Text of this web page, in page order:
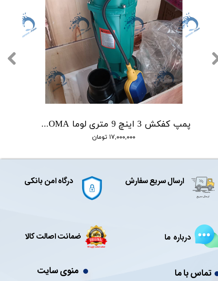
پمپ کفکش 3 اینچ 9 متری لوما LOMA مدل QDX40-9-0.75F
۱۷,۰۰۰,۰۰۰ تومان
ارسال سریع سفارش
منوی سایت تماس با ما
درگاه امن بانکی
درباره ما ضمانت اصالت کالا